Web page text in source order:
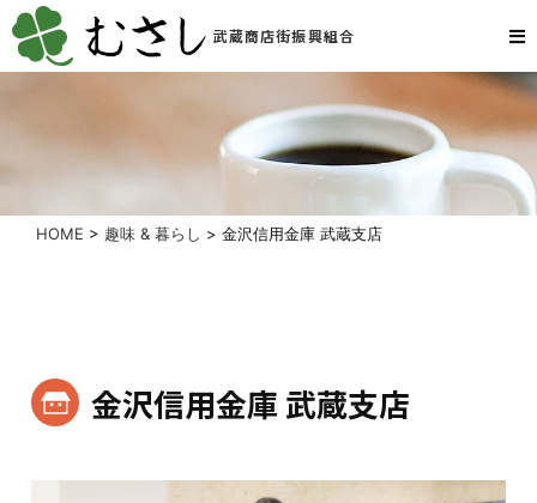
武蔵商店街振興組合
HOME > 趣味 & 暮らし > 金沢信用金庫 武蔵支店
金沢信用金庫 武蔵支店